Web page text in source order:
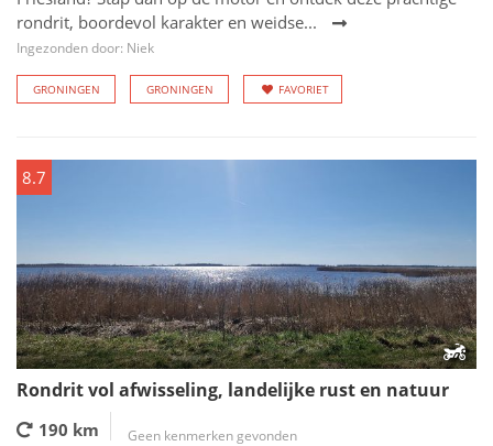
rondrit, boordevol karakter en weidse...
Ingezonden door: Niek
GRONINGEN GRONINGEN FAVORIET
8.7
Rondrit vol afwisseling, landelijke rust en natuur
190 km Geen kenmerken gevonden